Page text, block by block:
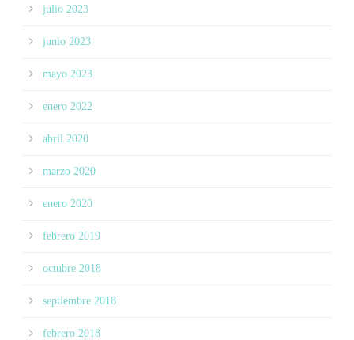
julio 2023
junio 2023
mayo 2023
enero 2022
abril 2020
marzo 2020
enero 2020
febrero 2019
octubre 2018
septiembre 2018
febrero 2018